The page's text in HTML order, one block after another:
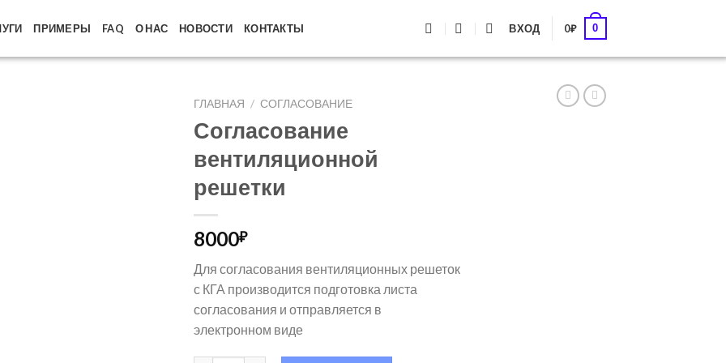
ПРИМЕРЫ FAQ О НАС НОВОСТИ КОНТАКТЫ ВХОД 0₽ 0
ГЛАВНАЯ / СОГЛАСОВАНИЕ
Согласование
вентиляционной
решетки
8000₽
Для согласования вентиляционных решеток
с КГА производится подготовка листа
согласования и отправляется в
электронном виде